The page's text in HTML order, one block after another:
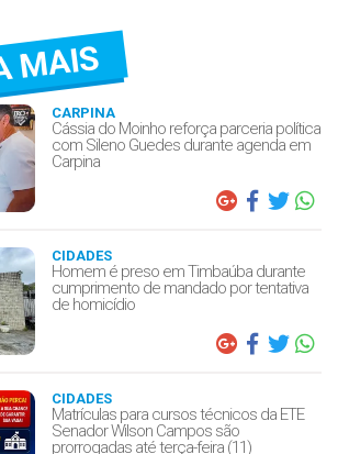
MAIS
CARPINA
Cássia do Moinho reforça parceria política
com Sileno Guedes durante agenda em
Carpina
CIDADES
Homem é preso em Timbaúba durante
cumprimento de mandado por tentativa
de homicídio
CIDADES
Matrículas para cursos técnicos da ETE
Senador Wilson Campos são
prorrogadas até terça-feira (11)